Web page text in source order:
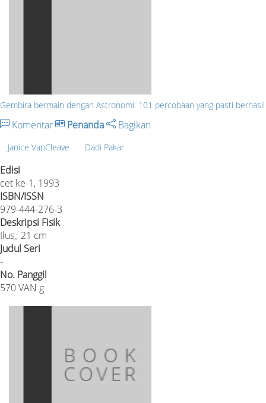
Gembira bermain dengan Astronomi: 101 percobaan yang pasti berhasil
Komentar Penanda Bagikan
Janice VanCleave Dadi Pakar
Edisi
cet ke-1, 1993
ISBN/ISSN
979-444-276-3
Deskripsi Fisik
Ilus,; 21 cm
Judul Seri
-
No. Panggil
570 VAN g